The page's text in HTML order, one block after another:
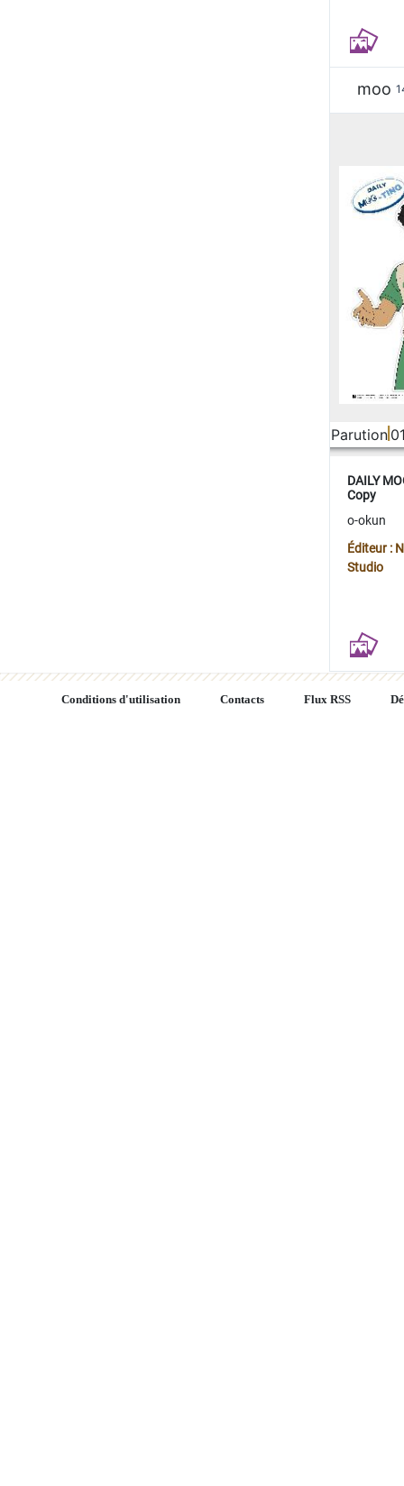
moo
Parution
DAILY
Copy
o-okun
Éditeur :
Studio
Conditions d'utilisation Contacts Flux RSS